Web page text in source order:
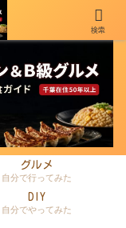
グルメを本音レビュー
グルメ
自分で行ってみた
DIY
自分でやってみた
検索